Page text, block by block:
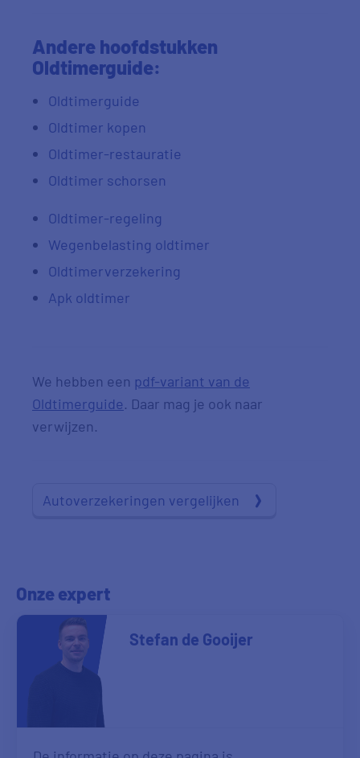
Andere hoofdstukken
Oldtimerguide:
Oldtimerguide
Oldtimer kopen
Oldtimer-restauratie
Oldtimer schorsen
Oldtimer-regeling
Wegenbelasting oldtimer
Oldtimerverzekering
Apk oldtimer
We hebben een pdf-variant van de
Oldtimerguide. Daar mag je ook naar
verwijzen.
Autoverzekeringen vergelijken
Onze expert
Stefan de Gooijer